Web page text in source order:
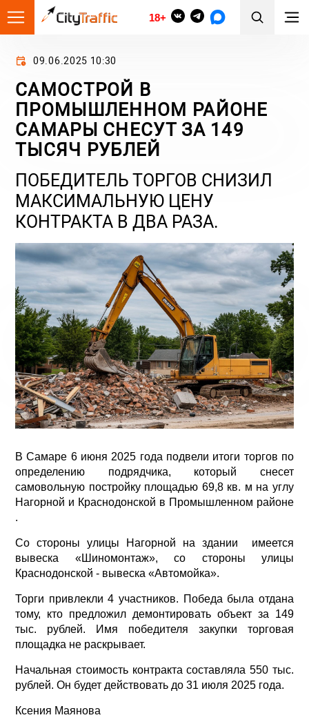
18+
09.06.2025 10:30
САМОСТРОЙ В
ПРОМЫШЛЕННОМ РАЙОНЕ
САМАРЫ СНЕСУТ ЗА 149
ТЫСЯЧ РУБЛЕЙ
ПОБЕДИТЕЛЬ ТОРГОВ СНИЗИЛ
МАКСИМАЛЬНУЮ ЦЕНУ
КОНТРАКТА В ДВА РАЗА.
В Самаре 6 июня 2025 года подвели итоги торгов по
определению подрядчика, который снесет
самовольную постройку площадью 69,8 кв. м на углу
Нагорной и Краснодонской в Промышленном районе
.
Со стороны улицы Нагорной на здании имеется
вывеска «Шиномонтаж», со стороны улицы
Краснодонской - вывеска «Автомойка».
Торги привлекли 4 участников. Победа была отдана
тому, кто предложил демонтировать объект за 149
тыс. рублей. Имя победителя закупки торговая
площадка не раскрывает.
Начальная стоимость контракта составляла 550 тыс.
рублей. Он будет действовать до 31 июля 2025 года.
Ксения Маянова